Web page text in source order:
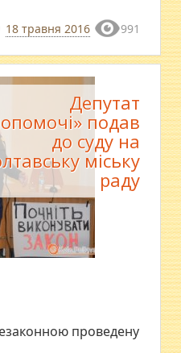
18 травня 2016 991
Депутат
подав
до суду на
міську
раду
проведену